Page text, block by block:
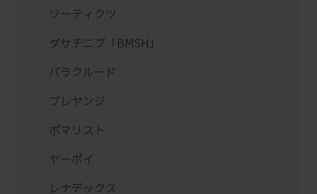
ソーティクツ
ダサチニブ「BMSH」
バラクルード
ブレヤンジ
ポマリスト
ヤーボイ
レナデックス